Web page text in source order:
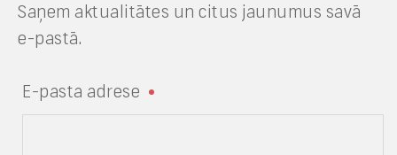
Saņem aktualitātes un citus jaunumus savā
e-pastā.
E-pasta adrese